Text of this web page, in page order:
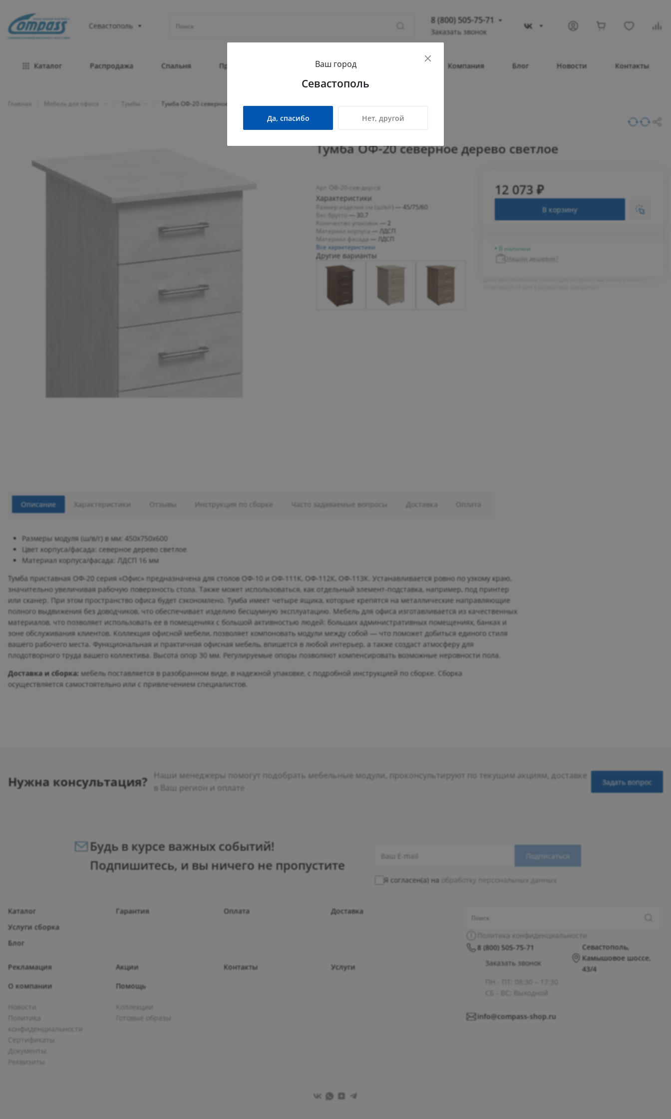
МЕБЕЛЬНАЯ ФАБРИКА
ОФИЦИАЛЬНЫЙ ИНТЕРНЕТ-МАГАЗИН
Севастополь
8 (800) 505-75-71
Севастополь
Заказать звонок
Каталог Распродажа Спальня Прихожая Гостиная Детская Компания Блог Новости Контакты
Главная Мебель для офиса Тумбы Тумба ОФ-20 северное дерево светлое
Тумба ОФ-20 северное дерево светлое
Арт. ОФ-20-сев-дер-св
Характеристики
Размер изделия см (ш/в/г) —45/75/60
— 30.7
Количество упаковок — 2
Материал корпуса
— ЛДСП
Материал фасада
— ЛДСП
Все характеристики
Другие варианты
12 073 ₽
В корзину
В наличии
Нашли дешевле?
Описание
Размеры модуля (ш/в/г) в мм: 450х750х600
Цвет корпуса/фасада: северное дерево светлое
Материал корпуса/фасада: ЛДСП 16 мм
Тумба приставная ОФ-20 серия «Офис» предназначена для столов ОФ-10 и ОФ-111К, ОФ-112К, ОФ-113К. Устанавливается ровно по узкому краю,
значительно увеличивая рабочую поверхность стола. Также может использоваться, как отдельный элемент-подставка, например, под принтер
или сканер. При этом пространство офиса будет сэкономлено. Тумба имеет четыре ящика, которые крепятся на металлические направляющие
полного выдвижения без доводчиков, что обеспечивает изделию бесшумную эксплуатацию. Мебель для офиса изготавливается из качественных
материалов, что позволяет использовать ее в помещениях с большой активностью людей: больших административных помещениях, банках и
зоне обслуживания клиентов. Коллекция офисной мебели, позволяет компоновать модули между собой — что поможет добиться единого стиля
вашего рабочего места. Функциональная и практичная офисная мебель, впишется в любой интерьер, а также создаст атмосферу для
плодотворного труда вашего коллектива. Высота опор 30 мм. Регулируемые опоры позволяют компенсировать возможные неровности пола.
Доставка и сборка: мебель поставляется в разобранном виде, в надежной упаковке, с подробной инструкцией по сборке. Сборка
осуществляется самостоятельно или с привлечением специалистов.
Характеристики Отзывы Инструкция по сборке Часто задаваемые вопросы Доставка Оплата
Нужна консультация?
Наши менеджеры помогут подобрать мебельные модули, проконсультируют по текущим акциям, доставке
в Ваш регион и оплате
Задать вопрос
Будь в курсе важных событий!
Подпишитесь, и вы ничего не пропустите
Подписаться
Я согласен(а) на обработку персональных данных
Каталог
Услуги сборка
Блог
Гарантия Оплата Доставка
Рекламация Акции Контакты
Услуги
О компании
Новости
Политика
конфиденциальности
Сертификаты
Документы
Реквизиты
Помощь
Коллекции
Готовые образы
Политика конфиденциальности
8 (800) 505-75-71
Заказать звонок
ПН - ПТ: 08:30 – 17:30
СБ - ВС: Выходной
Севастополь,
Камышовое шоссе,
43/4
info@compass-shop.ru
Ваш город
Севастополь
Да, спасибо Нет, другой